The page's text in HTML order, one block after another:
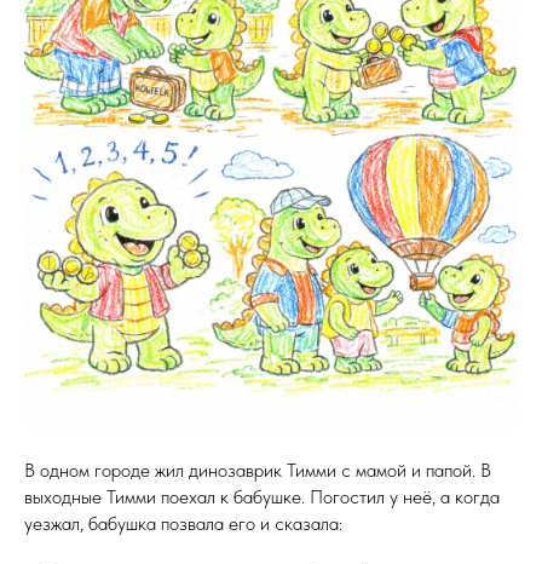
В одном городе жил динозаврик Тимми с мамой и папой. В
выходные Тимми поехал к бабушке. Погостил у неё, а когда
уезжал, бабушка позвала его и сказала: